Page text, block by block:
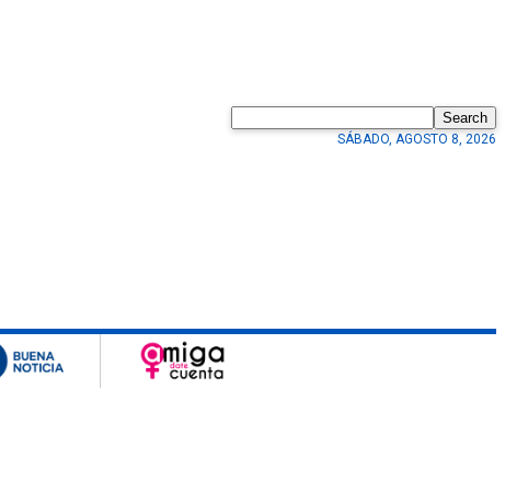
Search
SÁBADO, AGOSTO 8, 2026